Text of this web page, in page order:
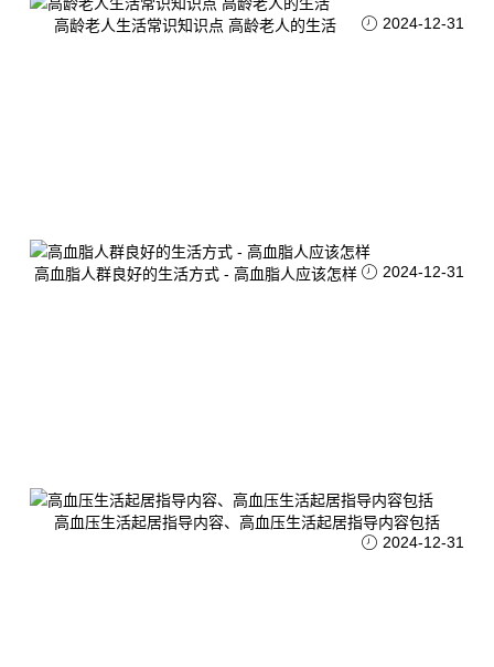
高龄老人生活常识知识点 高龄老人的生活 2024-12-31
高血脂人群良好的生活方式 - 高血脂人应该怎样 2024-12-31
高血压生活起居指导内容、高血压生活起居指导内容包括
2024-12-31